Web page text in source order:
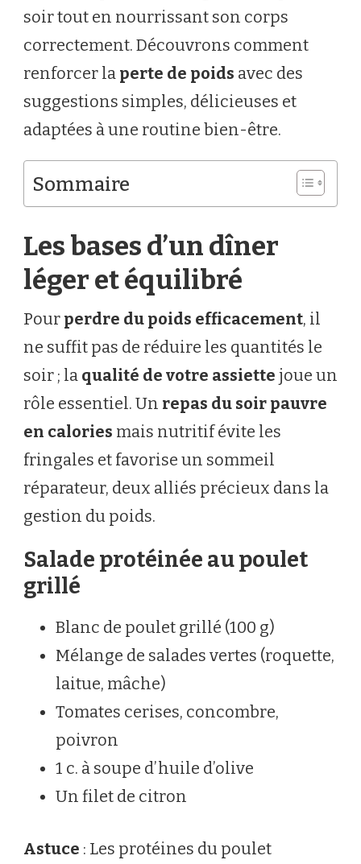
soir tout en nourrissant son corps
correctement. Découvrons comment
renforcer la perte de poids avec des
suggestions simples, délicieuses et
adaptées à une routine bien-être.
Sommaire
Les bases d’un dîner
léger et équilibré
Pour perdre du poids efficacement, il
ne suffit pas de réduire les quantités le
soir ; la qualité de votre assiette joue un
rôle essentiel. Un repas du soir pauvre
en calories mais nutritif évite les
fringales et favorise un sommeil
réparateur, deux alliés précieux dans la
gestion du poids.
Salade protéinée au poulet
grillé
Blanc de poulet grillé (100 g)
Mélange de salades vertes (roquette,
laitue, mâche)
Tomates cerises, concombre,
poivron
1 c. à soupe d’huile d’olive
Un filet de citron
Astuce : Les protéines du poulet